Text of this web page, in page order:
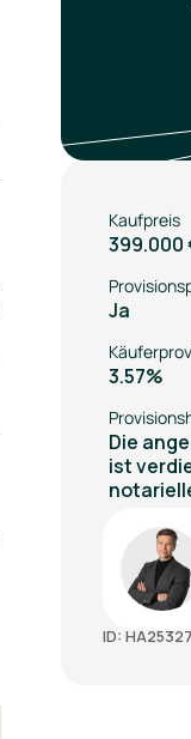
Kaufpreis
399.000
Ja
3.57%
Die
ist
ID: